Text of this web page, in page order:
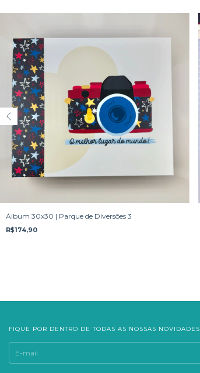
Álbum 30x30 | Parque de Diversões 3
R$174,90
FIQUE POR DENTRO DE TODAS AS NOSSAS NOVIDADES